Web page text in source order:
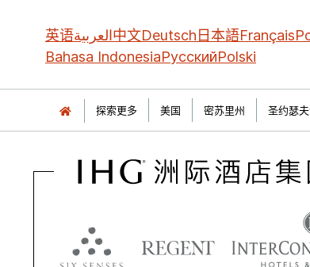
英语العربية中文Deutsch 日本語Français
Bahasa IndonesiaРусскийPolski
探索更多 美国 密苏里州 圣约瑟